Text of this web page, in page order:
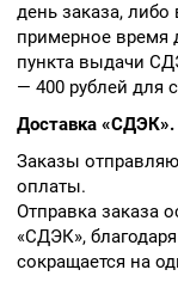
день заказа, либо
примерное время
пункта выдачи
— 400 рублей для
Доставка «СДЭК».
Заказы
оплаты.
Отправка заказа
«СДЭК»,
сокращается на